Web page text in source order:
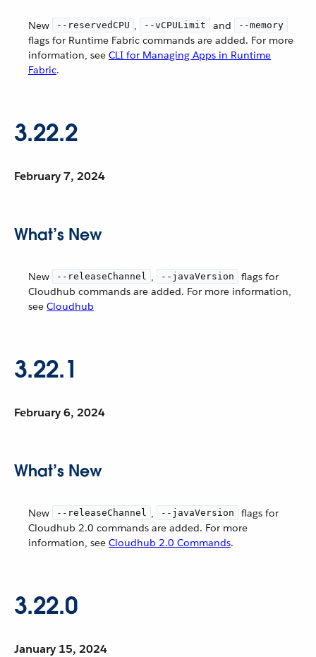
New --reservedCPU , --vCPULimit and --memory
flags for Runtime Fabric commands are added. For more
information, see CLI for Managing Apps in Runtime
Fabric.
3.22.2
February 7, 2024
What’s New
New --releaseChannel , --javaVersion
flags for
Cloudhub commands are added. For more information,
see Cloudhub
3.22.1
February 6, 2024
What’s New
New --releaseChannel , --javaVersion
flags for
Cloudhub 2.0 commands are added. For more
information, see Cloudhub 2.0 Commands.
3.22.0
January 15, 2024